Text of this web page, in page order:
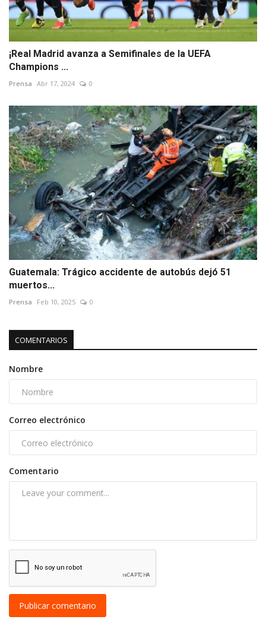
¡Real Madrid avanza a Semifinales de la UEFA
Champions ...
Prensa Abr 17, 2024 0
Guatemala: Trágico accidente de autobús dejó 51
muertos...
Prensa Feb 10, 2025 0
COMENTARIOS
Nombre
Correo electrónico
Comentario
Publicar comentario